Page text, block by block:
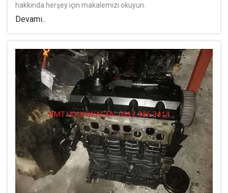
hakkında herşey için makalemizi okuyun.
Devamı..